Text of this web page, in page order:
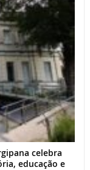
celebra
educação e